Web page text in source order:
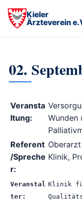
Kieler
Ärzteverein
02.
Veransta
ltung:
Wunden
Referent
/Spreche
r:
Klinik,
Veranstal
ter:
Klinik